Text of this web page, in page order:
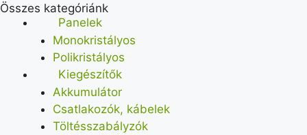
Összes kategóriánk
Panelek
Monokristályos
Polikristályos
Kiegészítők
Akkumulátor
Csatlakozók, kábelek
Töltésszabályzók